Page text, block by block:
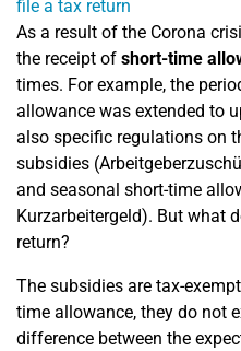
As a result of the Corona
the receipt of short-time
times. For example, the
allowance was extended to
also specific regulations on
subsidies (
and seasonal short-time
Kurzarbeitergeld). But what
return?
The subsidies are tax-
time allowance, they do not
difference between the